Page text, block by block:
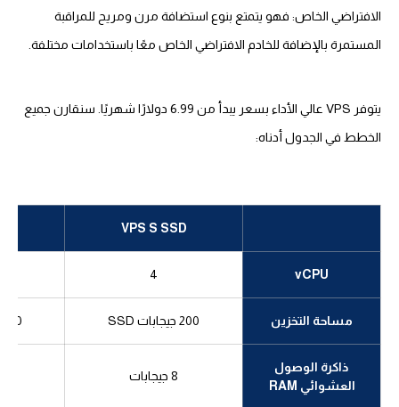
الافتراضي الخاص: فهو يتمتع بنوع استضافة مرن ومريح للمراقبة
المستمرة بالإضافة للخادم الافتراضي الخاص معًا باستخدامات مختلفة.
يتوفر VPS عالي الأداء بسعر يبدأ من 6.99 دولارًا شهريًا. سنقارن جميع
الخطط في الجدول أدناه:
VPS S SSD
vCPU
4
مساحة التخزين 200 جيجابات SSD 400 جيجابات SSD
ذاكرة الوصول
العشوائي RAM
8 جيجابات